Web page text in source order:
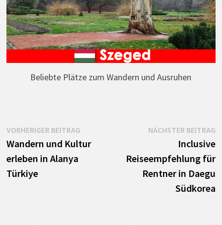
Beliebte Plätze zum Wandern und Ausruhen
Beitrags-
Navigation
VORHERIGER BEITRAGVorheriger
Beitrag:
Wandern und Kultur
erleben in Alanya
Türkiye
NÄCHSTER BEITRAG
Inclusive
Reiseempfehlung für
Rentner in Daegu
Südkorea